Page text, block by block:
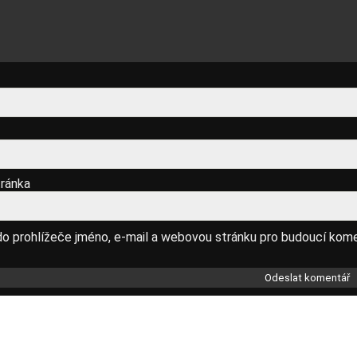
prohlížeče jméno, e-mail a webovou stránku pro budoucí